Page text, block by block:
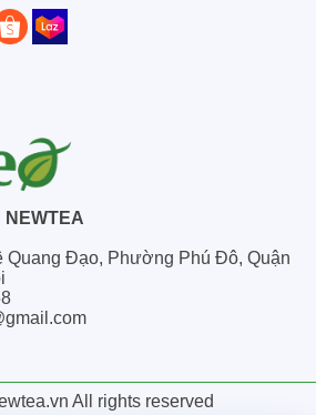
NEWTEA
Quang Đạo, Phường Phú Đô, Quận
All rights reserved